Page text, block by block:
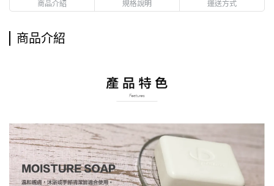
商品介紹 規格說明 運送方式
商品介紹